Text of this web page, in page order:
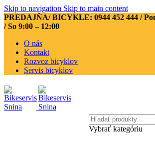
Skip to navigation Skip to main content
PREDAJŇA/ BICYKLE: 0944 452 444 /
/ So 9:00 – 12:00
O nás
Kontakt
Rozvoz bicyklov
Servis bicyklov
Vybrať kategóriu